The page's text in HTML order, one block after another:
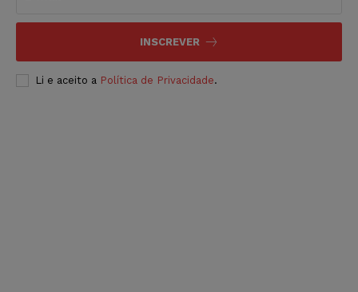
INSCREVER
Li e aceito a Política de Privacidade.